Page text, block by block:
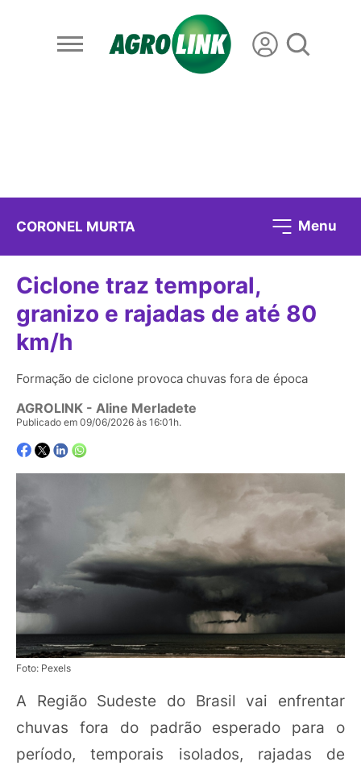
CORONEL MURTA Menu
Ciclone traz temporal,
granizo e rajadas de até 80
km/h
Formação de ciclone provoca chuvas fora de época
AGROLINK - Aline Merladete
Publicado em 09/06/2026 às 16:01h.
Foto: Pexels
A Região Sudeste do Brasil vai enfrentar
chuvas fora do padrão esperado para o
período, temporais isolados, rajadas de